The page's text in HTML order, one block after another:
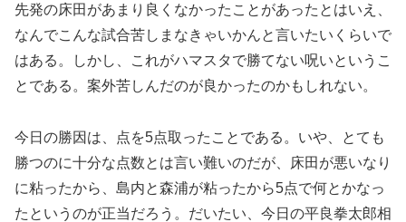
先発の床田があまり良くなかったことがあったとはいえ、
なんでこんな試合苦しまなきゃいかんと言いたいくらいで
はある。しかし、これがハマスタで勝てない呪いというこ
とである。案外苦しんだのが良かったのかもしれない。
今日の勝因は、点を5点取ったことである。いや、とても
勝つのに十分な点数とは言い難いのだが、床田が悪いなり
に粘ったから、島内と森浦が粘ったから5点で何とかなっ
たというのが正当だろう。だいたい、今日の平良拳太郎相